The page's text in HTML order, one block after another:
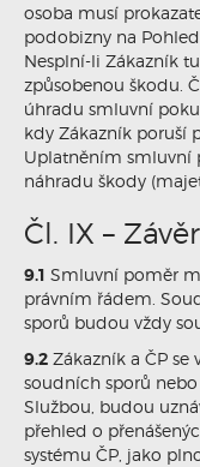
osoba musí
podobizny na
Nesplní-li Zákazník
způsobenou škodu.
úhradu smluvní
kdy Zákazník poruší
Uplatněním smluvní
náhradu škody
Čl. IX –
9.1 Smluvní poměr
právním řádem.
sporů budou vždy
9.2 Zákazník a ČP se
soudních sporů
Službou, budou
přehled o
systému ČP, jako